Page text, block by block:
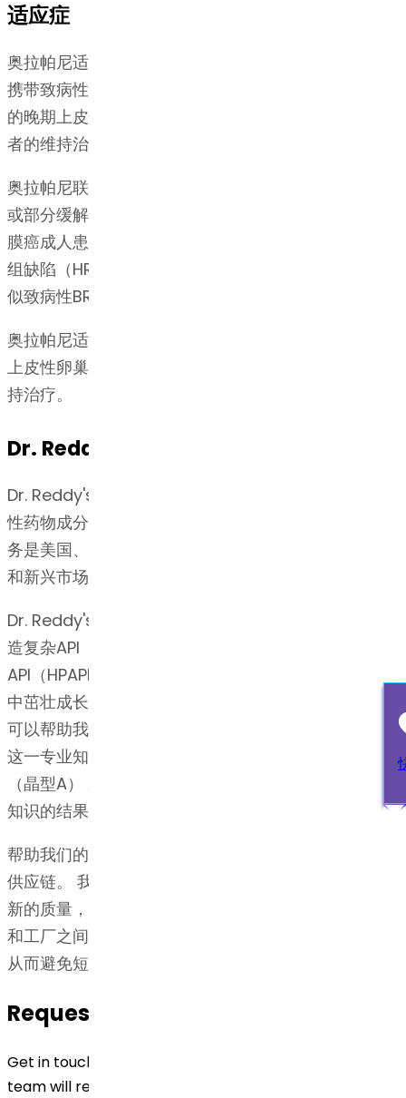
适应症
奥拉帕尼适用于对一线铂类化疗有完全或部分缓解的、
携带致病性或疑似致病性生殖系或体细胞 BRCA 突变
的晚期上皮性卵巢癌、输卵管癌或原发性腹膜癌成人患
者的维持治疗。
奥拉帕尼联合贝伐珠单抗适用于对一线铂类化疗有完全
或部分缓解的晚期上皮性卵巢癌、输卵管癌或原发性腹
膜癌成人患者的维持治疗，这些患者的癌症伴有同源重
组缺陷（HRD）阳性状态，其定义为：携带致病性或疑
似致病性BRCA突变，和/或基因组不稳定。
奥拉帕尼适用于对铂类化疗有完全或部分缓解的复发性
上皮性卵巢癌、输卵管癌或原发性腹膜癌成年患者的维
持治疗。
Dr. Reddy's的专长
Dr. Reddy's总部位于印度海得拉巴，是全球领先的活
性药物成分（API）供应商之一。 Dr. Reddy's的API业
务是美国、欧洲、巴西、拉丁美洲、日本、中国、韩国
和新兴市场的制药公司的首选合作伙伴。
Dr. Reddy's博士的API业务在过去30多年来在开发和制
造复杂API（如类固醇，多肽，复杂长链分子和高效
API（HPAPI /肿瘤药物））方面所建立的深厚技术优势
中茁壮成长。 我们在知识产权和法规事务方面的实力
可以帮助我们始终如一地达到并超越监管标准，从而为
这一专业知识提供补充。 Dr. Reddy's博士 奥拉帕利
（晶型A） API是研发，知识产权和监管方面广泛专业
知识的结果。
帮助我们的客户率先进入市场的关键组成部分是响应式
供应链。 我们通过确保所有设施都高效运行并达到最
新的质量，安全和生产率标准来实现这一目标。 业务
和工厂之间的强大互联可以快速响应动态的市场变化，
从而避免短缺并满足需求的突然激增。
Request for Quotation
Get in touch with us by filling out the form below. Our
team will reach out to you shortly!